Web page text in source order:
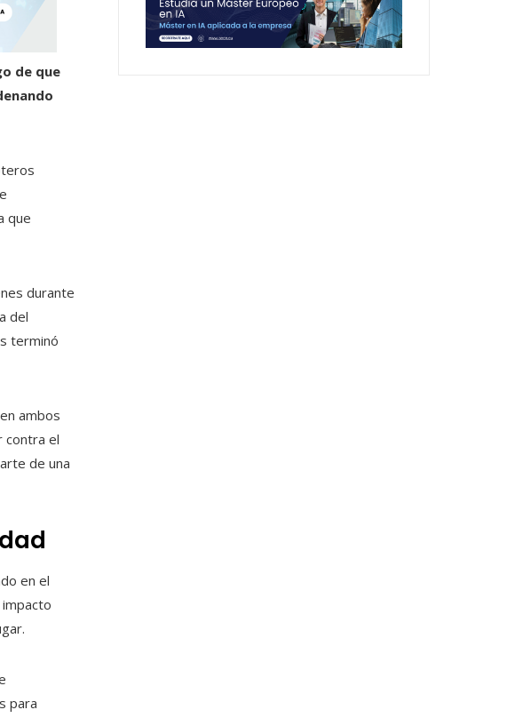
de que
que
durante
del
terminó
ambos
contra el
de una
en el
para